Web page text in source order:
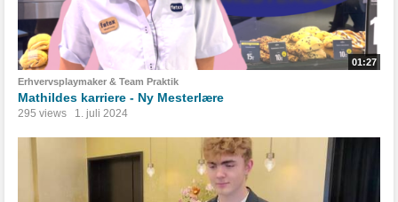
01:27
Erhvervsplaymaker & Team Praktik
Mathildes karriere - Ny Mesterlære
295 views 1. juli 2024